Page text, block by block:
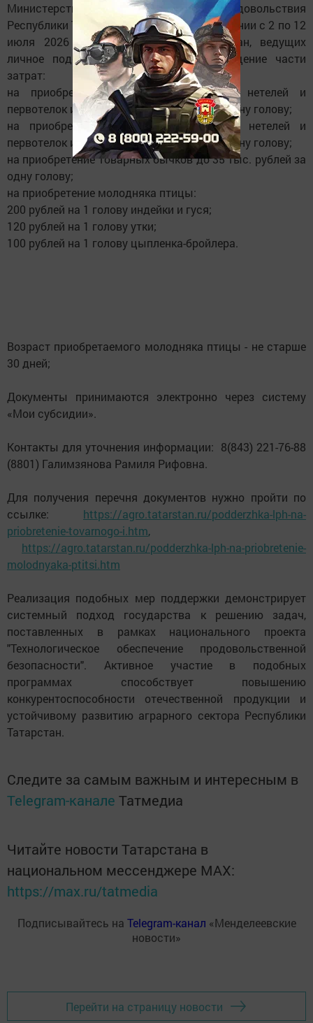
Министерство сельского хозяйства и продовольствия
Республики Татарстан сообщает о проведении с 2 по 12
июля 2026 года приема заявок граждан, ведущих
личное подсобное хозяйство на возмещение части
затрат:
на приобретение товарного поголовья нетелей и
первотелок из расчета 80 тыс. рублей за одну голову;
на приобретение племенного поголовья нетелей и
первотелок из расчета 90 тыс. рублей за одну голову;
на приобретение товарных бычков до 35 тыс. рублей за
одну голову;
на приобретение молодняка птицы:
200 рублей на 1 голову индейки и гуся;
120 рублей на 1 голову утки;
100 рублей на 1 голову цыпленка-бройлера.
Возраст приобретаемого молодняка птицы - не старше
30 дней;
Документы принимаются электронно через систему
«Мои субсидии».
Контакты для уточнения информации: 8(843) 221-76-88
(8801) Галимзянова Рамиля Рифовна.
Для получения перечня документов нужно пройти по
ссылке: https://agro.tatarstan.ru/podderzhka-lph-na-
priobretenie-tovarnogo-i.htm,
https://agro.tatarstan.ru/podderzhka-lph-na-priobretenie-
molodnyaka-ptitsi.htm
Реализация подобных мер поддержки демонстрирует
системный подход государства к решению задач,
поставленных в рамках национального проекта
"Технологическое обеспечение продовольственной
безопасности". Активное участие в подобных
программах способствует повышению
конкурентоспособности отечественной продукции и
устойчивому развитию аграрного сектора Республики
Татарстан.
Следите за самым важным и интересным в
Telegram-канале Татмедиа
Читайте новости Татарстана в
национальном мессенджере MАХ:
https://max.ru/tatmedia
Подписывайтесь на Telegram-канал «Менделеевские
новости»
Перейти на страницу новости